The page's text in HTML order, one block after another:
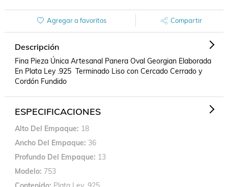
Agregar a favoritos Compartir
Descripción
Fina Pieza Única Artesanal Panera Oval Georgian Elaborada
En Plata Ley .925  Terminado Liso con Cercado Cerrado y
Cordón Fundido
ESPECIFICACIONES
Alto Del Empaque
18
Ancho Del Empaque 36
Profundo Del Empaque
13
Modelo 753